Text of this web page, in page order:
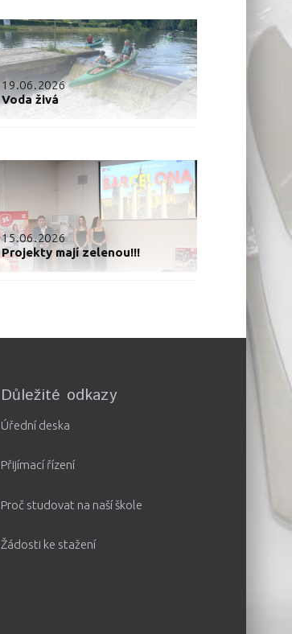
19.06.2026
Voda živá
15.06.2026
Projekty mají zelenou!!!
Důležité odkazy
Úřední deska
Přijímací řízení
Proč studovat na naší škole
Žádosti ke stažení